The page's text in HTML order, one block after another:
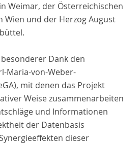
Weimar, der Österreichischen
Wien und der Herzog August
Dank den
Maria-von-Weber-
mit denen das Projekt
Weise zusammenarbeiten
und Informationen
der Datenbasis
dieser